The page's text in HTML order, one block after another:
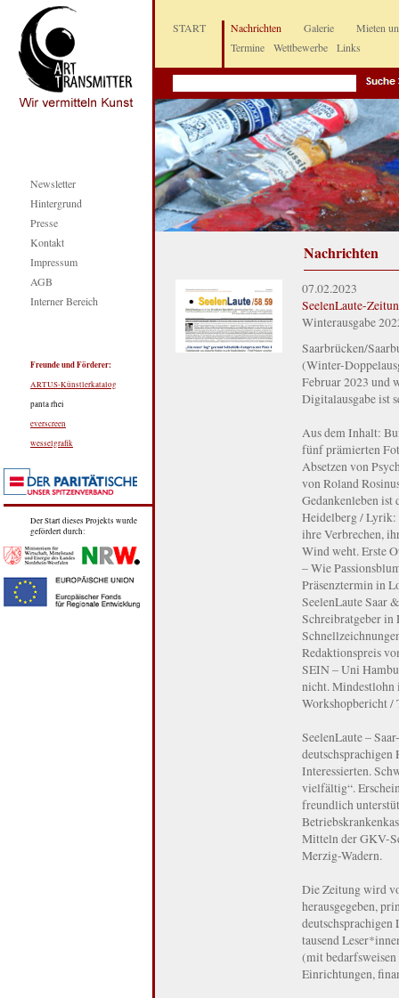
Newsletter
Hintergrund
Presse
Kontakt
Impressum
AGB
Interner Bereich
Freunde und Förderer:
ARTUS-Künstlerkatalog
panta rhei
everscreen
wesselgrafik
Der Start dieses Projekts wurde
gefördert durch:
START
Nachrichten
Termine
Wettbewerbe Links
Galerie Mieten
Nachrichten
07.02.2023
SeelenLaute-
Winterausgabe
Saarbrücken/
(Winter-
Februar 2023 und
Digitalausgabe ist
Aus dem Inhalt:
fünf prämierten
Absetzen von
von Roland
Gedankenleben
Heidelberg / Lyrik:
ihre Verbrechen,
Wind weht. Erste
– Wie
Präsenztermin in
SeelenLaute Saar
Schreibratgeber in
Redaktionspreis
SEIN – Uni
nicht. Mindestlohn
Workshopbericht /
SeelenLaute –
Interessierten.
vielfältig“.
freundlich
Mitteln der GKV-
Merzig-Wadern.
Die Zeitung wird
herausgegeben,
deutschsprachigen
tausend
(mit
Einrichtungen,